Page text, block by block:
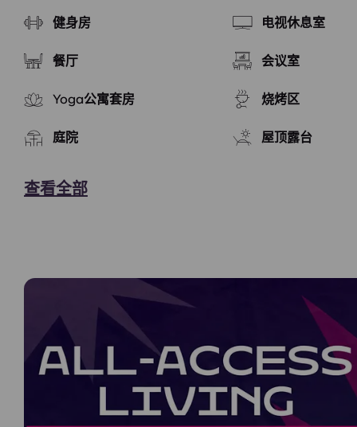
健身房 电视休息室
餐厅 会议室
Yoga公寓套房 烧烤区
庭院 屋顶露台
查看全部